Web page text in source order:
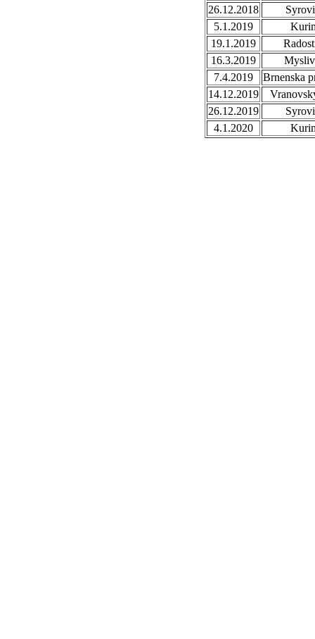
26.12.2018
5.1.2019
19.1.2019
16.3.2019
7.4.2019
Brnenska
14.12.2019
26.12.2019
4.1.2020